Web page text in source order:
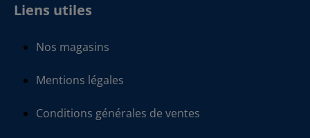
Liens utiles
Nos magasins
Mentions légales
Conditions générales de ventes